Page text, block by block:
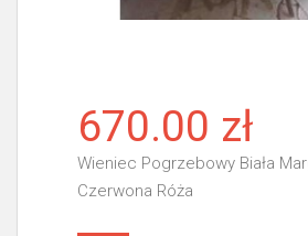
670.00 zł
Wieniec Pogrzebowy Biała
Czerwona Róża